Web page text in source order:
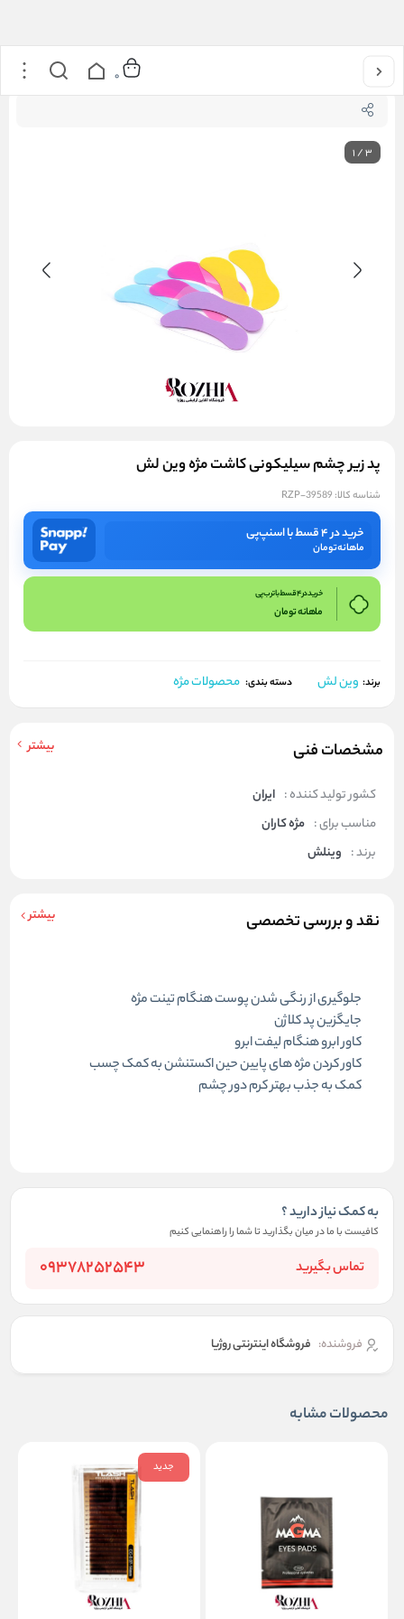
خانه پد زیر چشم سیلیکونی کاشت مژه وین لش 0
1/3
پد زیر چشم سیلیکونی کاشت مژه وین لش
شناسه کالا: RZP-39589
خرید در ۴ قسط با اسنپ‌پی
ماهانهتومان
خرید در 4 قسط با ترب پی
ماهانهتومان
برند: وین لش دسته بندی: محصولات مژه
مشخصات فنی بیشتر
کشور تولید کننده : ایران
مناسب برای : مژه کاران
برند : وینلش
نقد و بررسی تخصصی بیشتر
جلوگیری از رنگی شدن پوست هنگام تینت مژه
جایگزین پد کلاژن
کاور ابرو هنگام لیفت ابرو
کاور کردن مژه های پایین حین اکستنشن به کمک چسب
کمک به جذب بهتر کرم دور چشم
به کمک نیاز دارید ؟
کافیست با ما در میان بگذارید تا شما را راهنمایی کنیم
تماس بگیرید 09378252543
فروشنده: فروشگاه اینترنتی روژیا
محصولات مشابه
جدید